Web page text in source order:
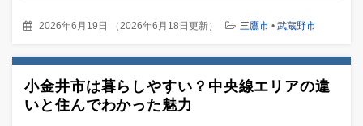
2026年6月19日 （ 2026年6月18日更新） 三鷹市 • 武蔵野市
小金井市は暮らしやすい？中央線エリアの違
いと住んでわかった魅力